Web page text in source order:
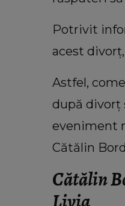
Potrivit
acest
Astfel,
după divorț
eveniment
Cătălin
Cătălin